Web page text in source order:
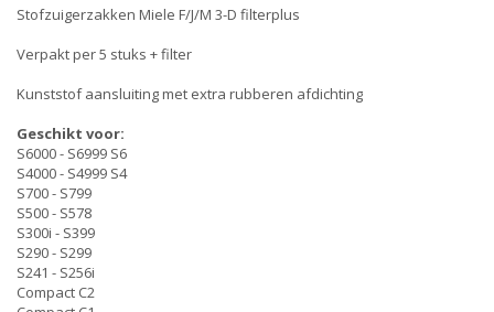
Stofzuigerzakken Miele F/J/M 3-D filterplus
Verpakt per 5 stuks + filter
Kunststof aansluiting met extra rubberen afdichting
Geschikt voor:
S6000 - S6999 S6
S4000 - S4999 S4
S700 - S799
S500 - S578
S300i - S399
S290 - S299
S241 - S256i
Compact C2